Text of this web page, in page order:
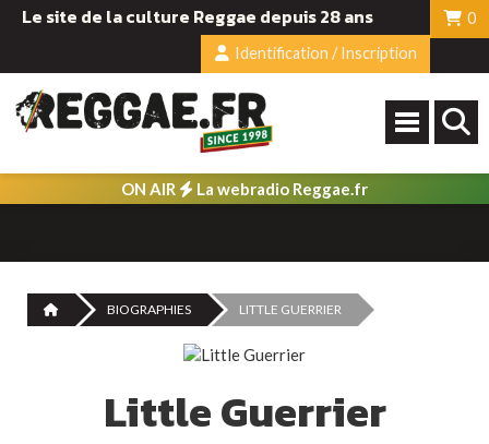
Le site de la culture Reggae depuis 28 ans
0
Identification / Inscription
ON AIR La webradio Reggae.fr
BIOGRAPHIES LITTLE GUERRIER
Little Guerrier